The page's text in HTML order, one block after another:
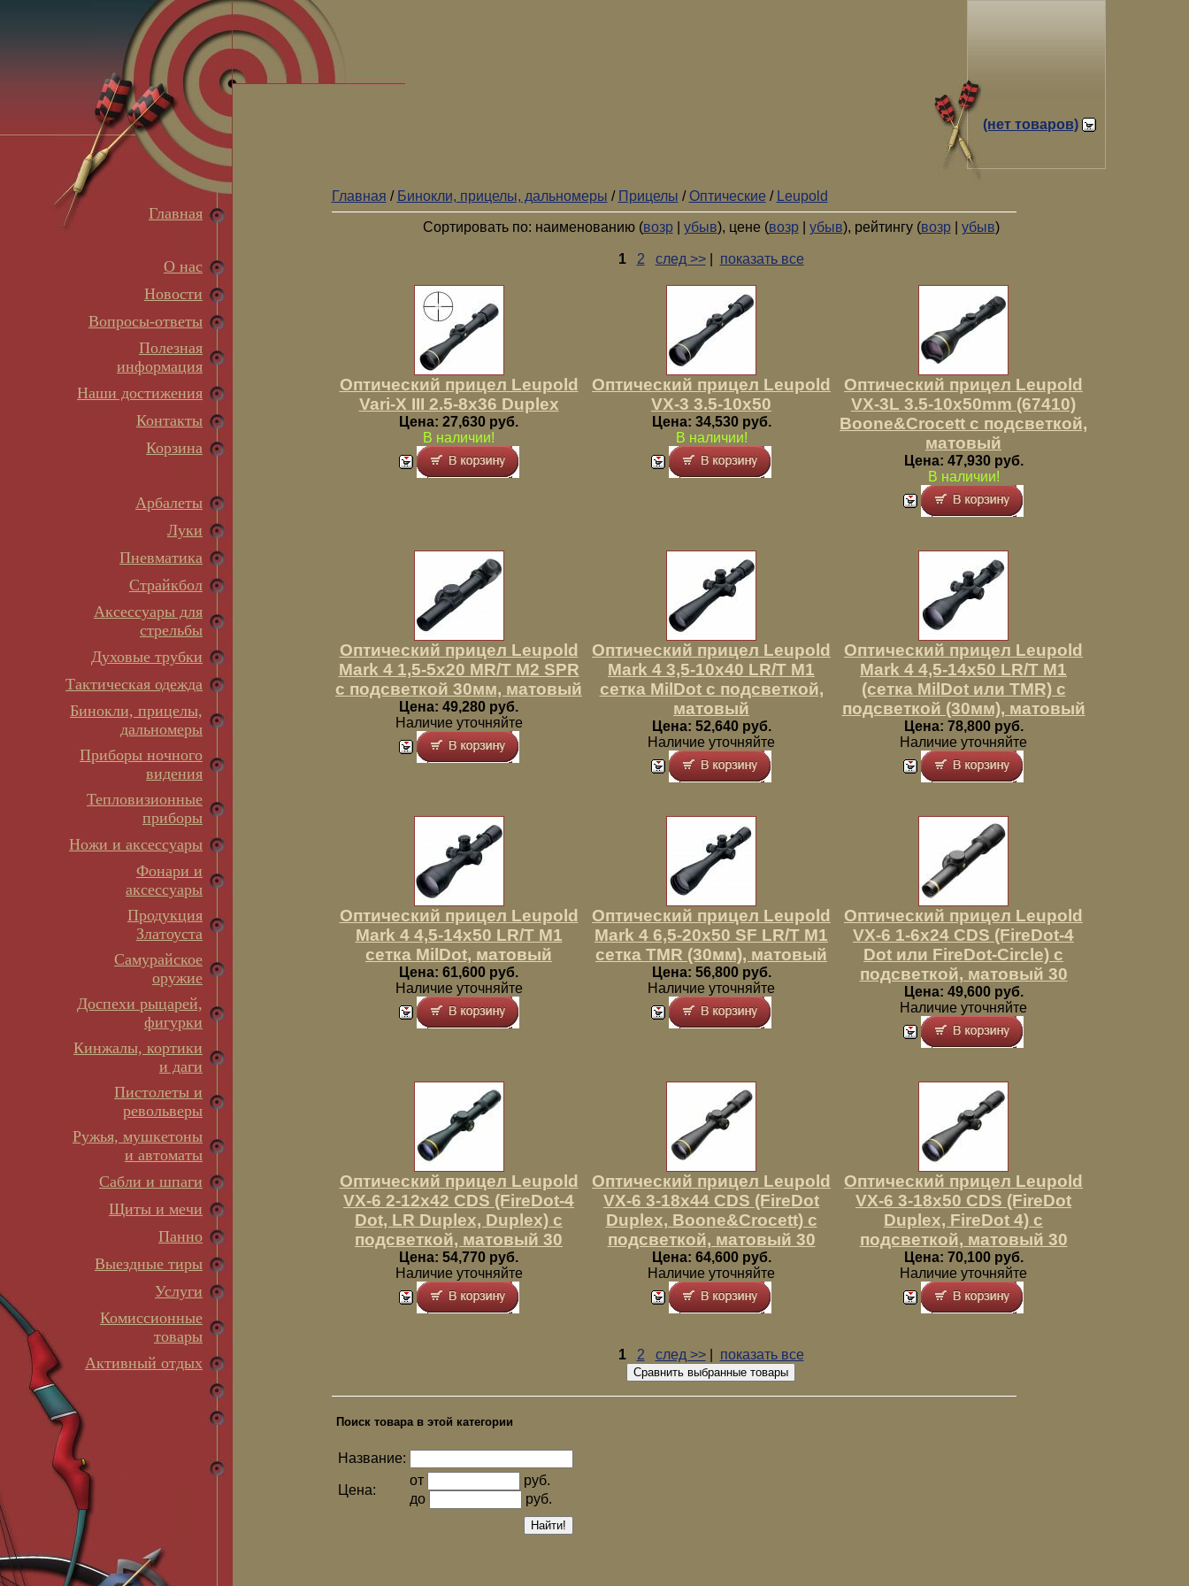
Главная
О нас
Новости
Вопросы-ответы
Полезная
информация
Наши достижения
Контакты
Корзина
Арбалеты
Луки
Пневматика
Страйкбол
Аксессуары для
стрельбы
Духовые трубки
Тактическая одежда
Бинокли, прицелы,
дальномеры
Приборы ночного
видения
Тепловизионные
приборы
Ножи и аксессуары
Фонари и
аксессуары
Продукция
Златоуста
Самурайское
оружие
Доспехи рыцарей,
фигурки
Кинжалы, кортики
и даги
Пистолеты и
револьверы
Ружья, мушкетоны
и автоматы
Сабли и шпаги
Щиты и мечи
Панно
Выездные тиры
Услуги
Комиссионные
товары
Активный отдых
(нет товаров)
Главная / Бинокли, прицелы, дальномеры / Прицелы /Оптические / Leupold
Сортировать по: наименованию (возр| убыв), цене (возр| убыв), рейтингу (возр| убыв)
1 2 след >>| показать все
Оптический прицел Leupold
Vari-X III 2.5-8x36 Duplex
Цена: 27,630 руб.
В наличии!
Оптический прицел Leupold
VX-3 3.5-10x50
Цена: 34,530 руб.
В наличии!
Оптический прицел Leupold
VX-3L 3.5-10x50mm (67410)
Boone&Crocett c подсветкой,
матовый
Цена: 47,930 руб.
В наличии!
Оптический прицел Leupold
Mark 4 1,5-5x20 MR/T M2 SPR
c подсветкой 30мм, матовый
Цена: 49,280 руб.
Наличие уточняйте
Оптический прицел Leupold
Mark 4 3,5-10x40 LR/T M1
сетка MilDot c подсветкой,
матовый
Цена: 52,640 руб.
Наличие уточняйте
Оптический прицел Leupold
Mark 4 4,5-14x50 LR/T M1
(сетка MilDot или TMR) c
подсветкой (30мм), матовый
Цена: 78,800 руб.
Наличие уточняйте
Оптический прицел Leupold
Mark 4 4,5-14x50 LR/T M1
сетка MilDot, матовый
Цена: 61,600 руб.
Наличие уточняйте
Оптический прицел Leupold
Mark 4 6,5-20x50 SF LR/T M1
сетка TMR (30мм), матовый
Цена: 56,800 руб.
Наличие уточняйте
Оптический прицел Leupold
VX-6 1-6x24 CDS (FireDot-4
Dot или FireDot-Circle) с
подсветкой, матовый 30
Цена: 49,600 руб.
Наличие уточняйте
Оптический прицел Leupold
VX-6 2-12x42 CDS (FireDot-4
Dot, LR Duplex, Duplex) с
подсветкой, матовый 30
Цена: 54,770 руб.
Наличие уточняйте
Оптический прицел Leupold
VX-6 3-18x44 CDS (FireDot
Duplex, Boone&Crocett) с
подсветкой, матовый 30
Цена: 64,600 руб.
Наличие уточняйте
Оптический прицел Leupold
VX-6 3-18x50 CDS (FireDot
Duplex, FireDot 4) с
подсветкой, матовый 30
Цена: 70,100 руб.
Наличие уточняйте
1 2 след >>| показать все
Поиск товара в этой категории
Название:
Цена:
от
руб.
до
руб.